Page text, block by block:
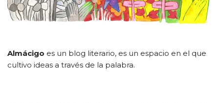
Almácigo es un blog literario, es un espacio en el que
cultivo ideas a través de la palabra.